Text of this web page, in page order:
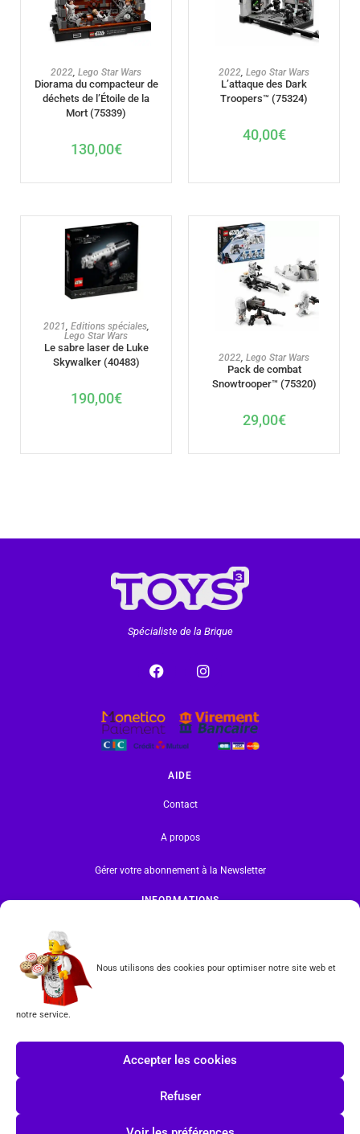
Nous utilisons des cookies pour optimiser notre site web et
notre service.
Accepter les cookies
Refuser
AJOUTER AU PANIER
2022 Lego Star Wars
Diorama du compacteur de
déchets de l’Étoile de la
Mort (75339)
130,00€
AJOUTER AU PANIER
2022 Lego Star Wars
L’attaque des Dark
Troopers™ (75324)
40,00€
AJOUTER AU PANIER
2021, Editions spéciales,
Lego Star Wars
Le sabre laser de Luke
Skywalker (40483)
190,00€
AJOUTER AU PANIER
2022, Lego Star Wars
Pack de combat
Snowtrooper™ (75320)
29,00€
Spécialiste de la Brique
AIDE
Contact
A propos
Gérer votre abonnement à la Newsletter
INFORMATIONS
CGV
Tous les produits vendus sur ce site sont fabriqués par LEGO exclusivement. LEGO® est une
marque déposée par The LEGO Group. Les propriétaires des marques respectives citées sur le site
INSCRIPTION À LA NEWSLETTER